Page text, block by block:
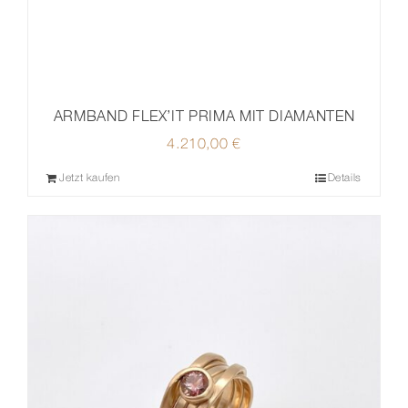
ARMBAND FLEX’IT PRIMA MIT DIAMANTEN
4.210,00€
Jetzt kaufen Details